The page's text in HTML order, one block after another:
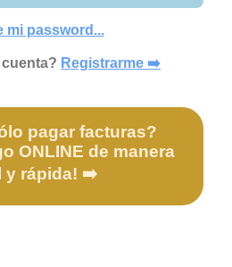
mi password...
Registrarme ➡️
pagar facturas?
ONLINE de manera
y rápida! ➡️